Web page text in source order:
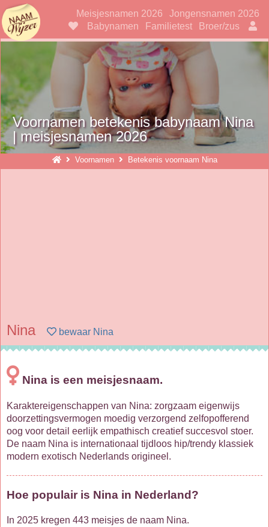
NaamwijzerMeisjesnamen 2026
Jongensnamen 2026
Babynamen
Familietest Broer/zus
Voornamen betekenis babynaam Nina
| meisjesnamen 2026
Voornamen Betekenis voornaam Nina
Nina bewaar Nina
Nina is een meisjesnaam.
Karaktereigenschappen van Nina: zorgzaam eigenwijs
doorzettingsvermogen moedig verzorgend zelfopofferend
oog voor detail eerlijk empathisch creatief succesvol stoer.
De naam Nina is internationaal tijdloos hip/trendy klassiek
modern exotisch Nederlands origineel.
Hoe populair is Nina in Nederland?
In 2025 kregen 443 meisjes de naam Nina.